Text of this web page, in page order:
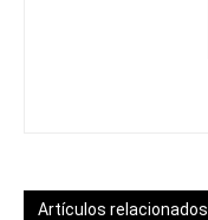
Artículos relacionados